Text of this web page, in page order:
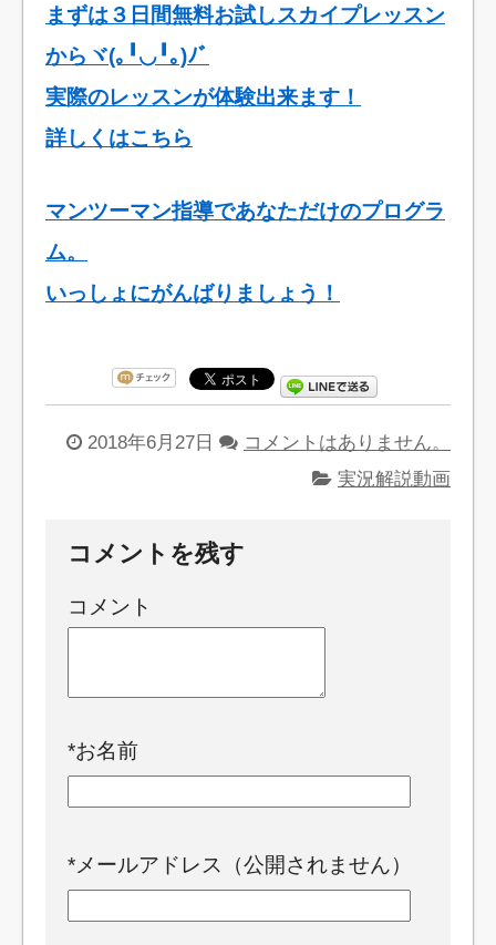
まずは３日間無料お試しスカイプレッスン
からヾ(｡╹◡╹｡)ﾉﾞ
実際のレッスンが体験出来ます！
詳しくはこちら
マンツーマン指導であなただけのプログラ
ム。
いっしょにがんばりましょう！
2018年6月27日
コメントはありません。
実況解説動画
コメントを残す
コメント
*お名前
*メールアドレス（公開されません）